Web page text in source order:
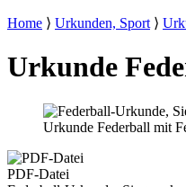
Home ⟩ Urkunden, Sport ⟩
Urkunde
Urkunde Federball mit
PDF-Datei